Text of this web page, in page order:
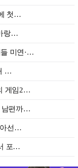
첫…
랑…
미연·…
…
게임2…
남편까…
아선…
포…